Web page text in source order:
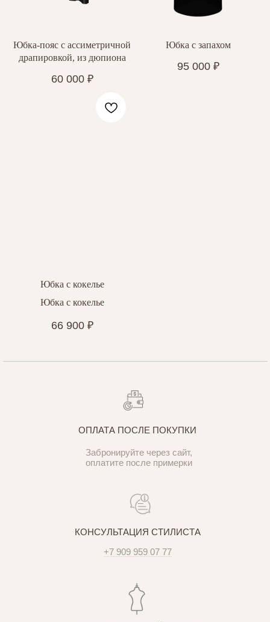
Юбка-пояс с ассиметричной
драпировкой, из дюпиона
60 000 ₽
Юбка с запахом
95 000 ₽
Юбка с кокелье
Юбка с кокелье
66 900 ₽
КОНСУЛЬТАЦИЯ СТИЛИСТА
+7 909 959 07 77
ОПЛАТА ПОСЛЕ ПОКУПКИ
Забронируйте через сайт,
оплатите после примерки